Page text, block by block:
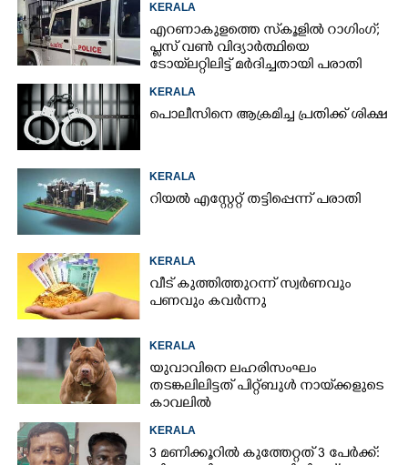
KERALA
എറണാകുളത്തെ സ്‌കൂളിൽ റാഗിംഗ്;
പ്ലസ് വൺ വിദ്യാർത്ഥിയെ
ടോയ്‌ലറ്റിലിട്ട് മർദിച്ചതായി പരാതി
KERALA
പൊലീസിനെ ആക്രമിച്ച പ്രതിക്ക് ശിക്ഷ
KERALA
റിയൽ എസ്റ്റേറ്റ് തട്ടിപ്പെന്ന് പരാതി
KERALA
വീട് കുത്തിത്തുറന്ന് സ്വർണവും
പണവും കവർന്നു
KERALA
യുവാവിനെ ലഹരിസംഘം
തടങ്കലിലിട്ടത് പിറ്റ്ബുൾ നായ്‌ക്കളുടെ
കാവലിൽ
KERALA
3 മണിക്കൂറിൽ കുത്തേറ്റത് 3 പേർക്ക്: